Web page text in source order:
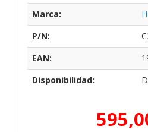
Marca:
P/N:
EAN:
Disponibilidad: